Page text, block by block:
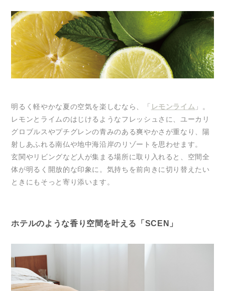
明るく軽やかな夏の空気を楽しむなら、「 レモンライム 」。
レモンとライムのはじけるようなフレッシュさに、ユーカリ
グロブルスやプチグレンの青みのある爽やかさが重なり、陽
射しあふれる南仏や地中海沿岸のリゾートを思わせます。
玄関やリビングなど人が集まる場所に取り入れると、空間全
体が明るく開放的な印象に。気持ちを前向きに切り替えたい
ときにもそっと寄り添います。
ホテルのような香り空間を叶える「SCEN」